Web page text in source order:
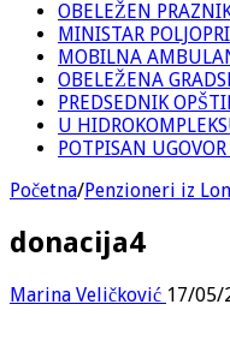
OBELEŽEN
MINISTAR
MOBILNA
OBELEŽENA
PREDSEDNIK
U
POTPISAN
Početna/Penzioneri iz
donacija4
Marina Veličković 17/05/